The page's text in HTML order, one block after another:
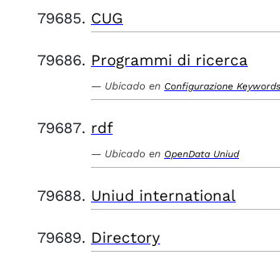
CUG
Programmi di ricerca
Ubicado en Configurazione Keywords
rdf
Ubicado en OpenData Uniud
Uniud international
Directory